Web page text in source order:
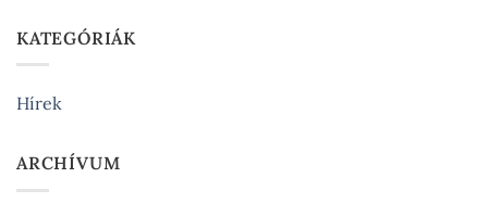
KATEGÓRIÁK
Hírek
ARCHÍVUM